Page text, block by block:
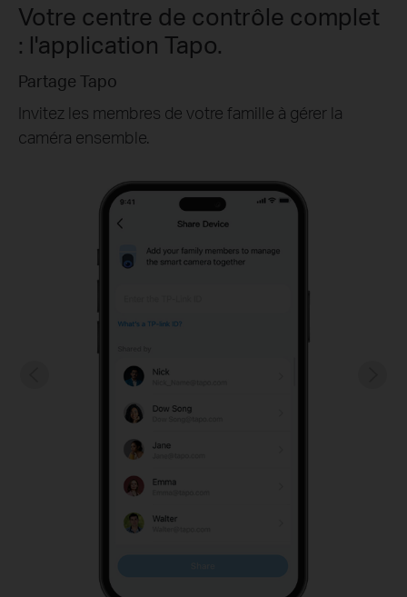
Votre centre de contrôle complet
: l'application Tapo.
Partage Tapo
Invitez les membres de votre famille à gérer la
caméra ensemble.